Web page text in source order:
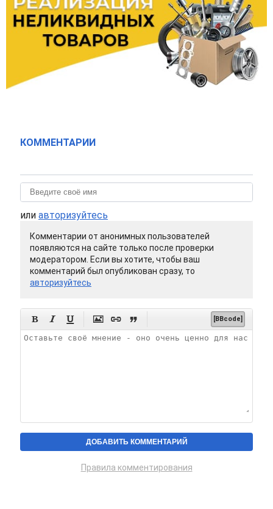
КОММЕНТАРИИ
или авторизуйтесь
Комментарии от анонимных пользователей
появляются на сайте только после проверки
модератором. Если вы хотите, чтобы ваш
комментарий был опубликован сразу, то
авторизуйтесь
      [BBcode]
Правила комментирования